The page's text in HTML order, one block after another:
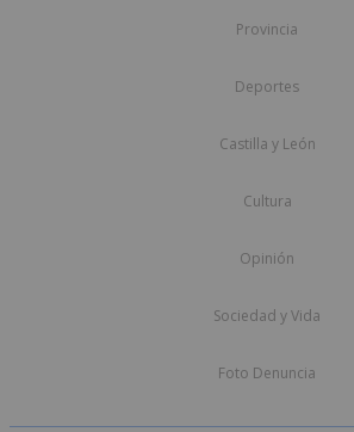
Provincia
Deportes
Castilla y León
Cultura
Opinión
Sociedad y Vida
Foto Denuncia